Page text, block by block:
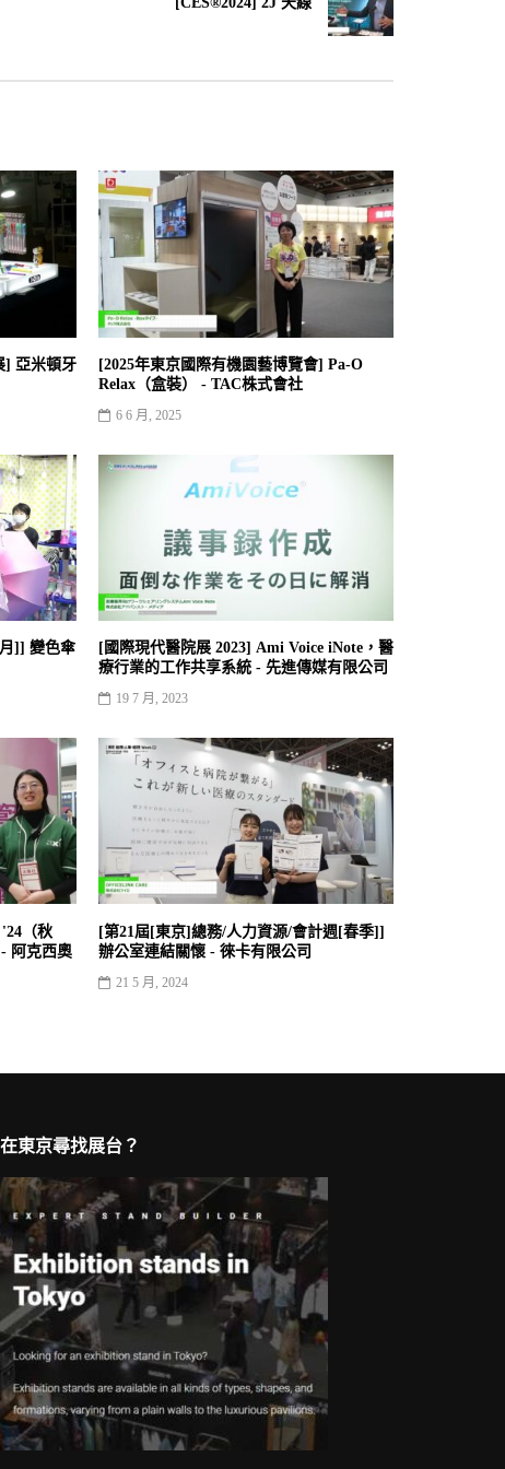
] 亞米頓牙
[2025年東京國際有機園藝博覽會] Pa-O
Relax（盒裝） - TAC株式會社
6 6 月, 2025
]] 變色傘
[國際現代醫院展 2023] Ami Voice iNote，醫
療行業的工作共享系統 - 先進傳媒有限公司
19 7 月, 2023
（秋
阿克西奧
[第21屆[東京]總務/人力資源/會計週[春季]]
辦公室連結關懷 - 徠卡有限公司
21 5 月, 2024
在東京尋找展台？